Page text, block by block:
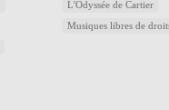
L'Odyssée de Cartier
Musiques libres de